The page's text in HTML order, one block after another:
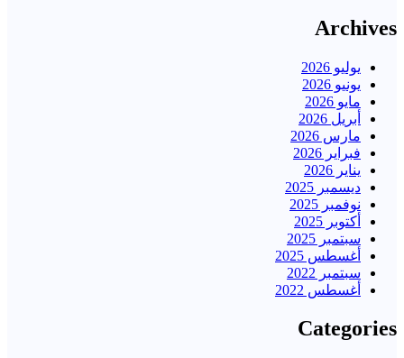
Archives
يوليو 2026
يونيو 2026
مايو 2026
أبريل 2026
مارس 2026
فبراير 2026
يناير 2026
ديسمبر 2025
نوفمبر 2025
أكتوبر 2025
سبتمبر 2025
أغسطس 2025
سبتمبر 2022
أغسطس 2022
Categories